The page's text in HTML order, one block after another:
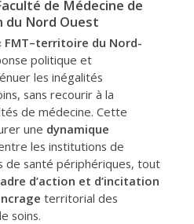
de Médecine de
du Nord Ouest
du Nord-
politique et
les inégalités
sans recourir à la
de médecine. Cette
une dynamique
les institutions de
de santé périphériques, tout
d’action et d’incitation
territorial des
soins.